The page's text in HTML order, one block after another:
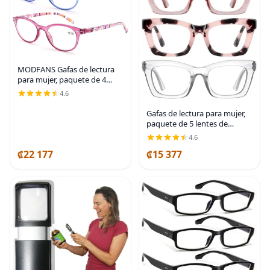
MODFANS Gafas de lectura
para mujer, paquete de 4
unidades, lectores de moda
para mujer, 0.5 de fuerza,
4.6
₡22 177
Gafas de lectura para mujer,
paquete de 5 lentes de
lectura con bloqueo de luz
azul con bisagra de resorte
para computadora
4.6
₡15 377